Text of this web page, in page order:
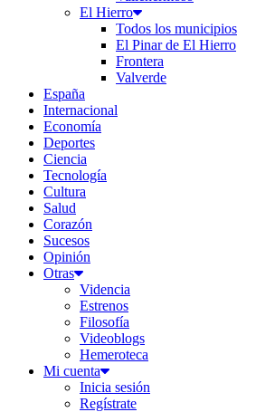
El Hierro
Todos los municipios
El Pinar de El Hierro
Frontera
Valverde
España
Internacional
Economía
Deportes
Ciencia
Tecnología
Cultura
Salud
Corazón
Sucesos
Opinión
Otras
Videncia
Estrenos
Filosofía
Videoblogs
Hemeroteca
Mi cuenta
Inicia sesión
Regístrate